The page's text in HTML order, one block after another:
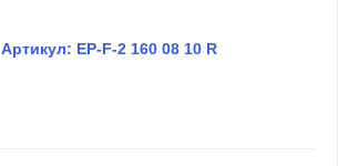
Артикул: EP-F-2 160 08 10 R